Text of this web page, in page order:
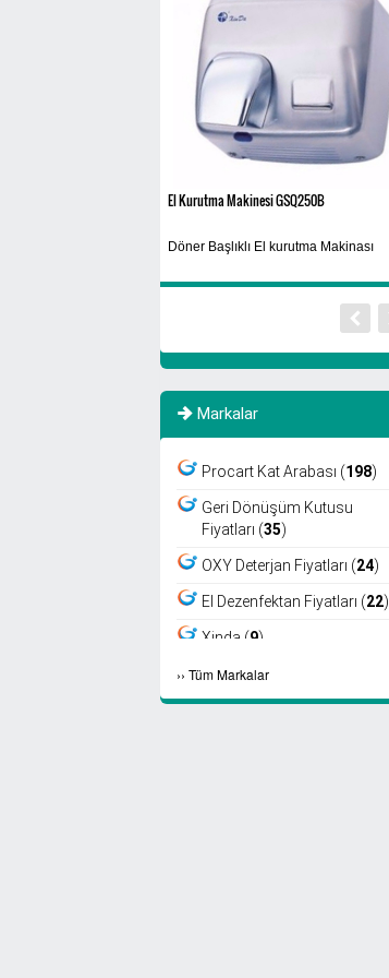
El Kurutma Makinesi GSQ250B
Döner Başlıklı El kurutma Makinası
Markalar
Procart Kat Arabası (198)
Geri Dönüşüm Kutusu
Fiyatları (35)
OXY Deterjan Fiyatları (24)
El Dezenfektan Fiyatları (22)
Xinda (9)
Viper (8)
Fantom (7)
›› Tüm Markalar